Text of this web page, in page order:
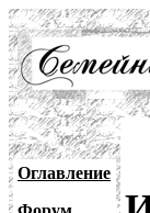
Оглавление